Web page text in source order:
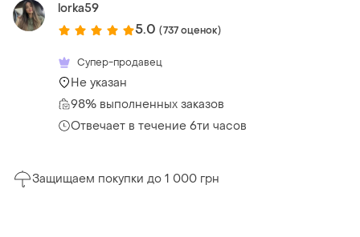
lorka59
5.0 (737 оценок)
Супер-продавец
Не указан
98% выполненных заказов
Отвечает в течение 6ти часов
Защищаем покупки до 1 000 грн